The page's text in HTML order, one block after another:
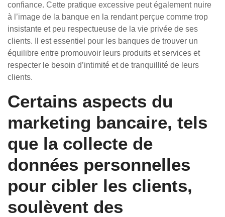
confiance. Cette pratique excessive peut également nuire
à l’image de la banque en la rendant perçue comme trop
insistante et peu respectueuse de la vie privée de ses
clients. Il est essentiel pour les banques de trouver un
équilibre entre promouvoir leurs produits et services et
respecter le besoin d’intimité et de tranquillité de leurs
clients.
Certains aspects du
marketing bancaire, tels
que la collecte de
données personnelles
pour cibler les clients,
soulèvent des